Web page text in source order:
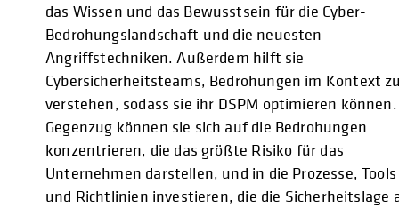
das Wissen und das Bewusstsein für die Cyber-
Bedrohungslandschaft und die neuesten
Angriffstechniken. Außerdem hilft sie
Cybersicherheitsteams, Bedrohungen im Kontext
verstehen, sodass sie ihr DSPM optimieren
Gegenzug können sie sich auf die Bedrohungen
konzentrieren, die das größte Risiko für das
Unternehmen darstellen, und in die Prozesse, Tools
und Richtlinien investieren, die die Sicherheitslage